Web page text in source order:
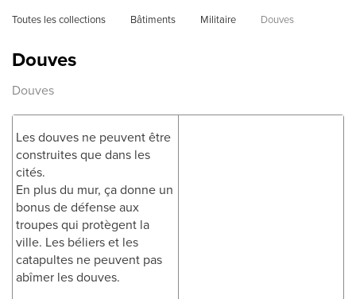
Toutes les collections Bâtiments Militaire Douves
Douves
Douves
Les douves ne peuvent être
construites que dans les
cités.
En plus du mur, ça donne un
bonus de défense aux
troupes qui protègent la
ville. Les béliers et les
catapultes ne peuvent pas
abîmer les douves.